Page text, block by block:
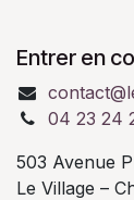
Entrer en
04 23 24
503 Avenue
Le Village –